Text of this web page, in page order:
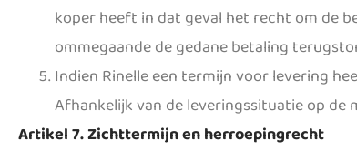
koper heeft in dat geval het recht om de
ommegaande de gedane betaling
Indien Rinelle een termijn voor levering
Afhankelijk van de leveringssituatie op
Artikel 7. Zichttermijn en herroepingrecht